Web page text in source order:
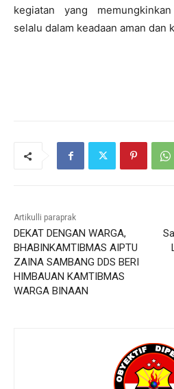
kegiatan yang
selalu dalam keadaan aman dan
Artikulli paraprak
DEKAT DENGAN WARGA,
BHABINKAMTIBMAS AIPTU
ZAINA SAMBANG DDS BERI
HIMBAUAN KAMTIBMAS
WARGA BINAAN